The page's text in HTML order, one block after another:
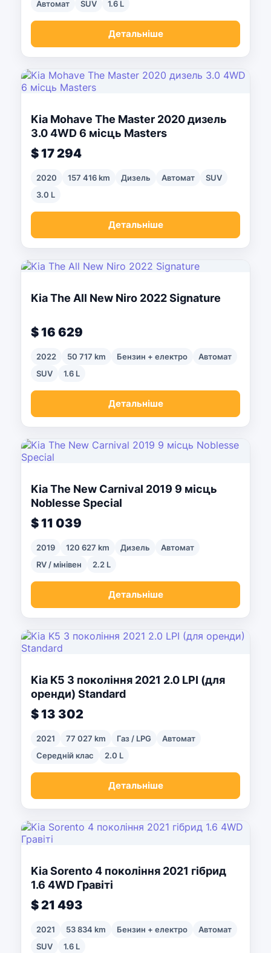
Автомат
SUV 1.6 L
Детальніше
Kia Mohave The Master 2020 дизель
3.0 4WD 6 місць Masters
$ 17 294
2020 157 416 km Дизель Автомат
SUV
3.0 L
Детальніше
Kia The All New Niro 2022 Signature
$ 16 629
2022 50 717 km Бензин + електро
Автомат
SUV
1.6 L
Детальніше
Kia The New Carnival 2019 9 місць
Noblesse Special
$ 11 039
2019 120 627 km Дизель
Автомат
RV / мінівен
2.2 L
Детальніше
Kia K5 3 покоління 2021 2.0 LPI (для
оренди) Standard
$ 13 302
2021 77 027 km Газ / LPG
Автомат
Середній клас
2.0 L
Детальніше
Kia Sorento 4 покоління 2021 гібрид
1.6 4WD Гравіті
$ 21 493
2021 53 834 km Бензин + електро
Автомат
SUV
1.6 L